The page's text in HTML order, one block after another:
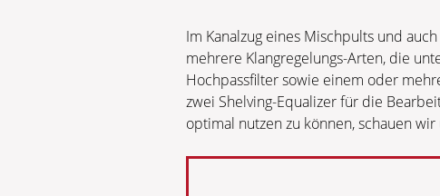
Im Kanalzug eines Mischpults und
mehrere Klangregelungs-Arten, die
Hochpassfilter sowie einem oder
zwei Shelving-Equalizer für die
optimal nutzen zu können, schauen